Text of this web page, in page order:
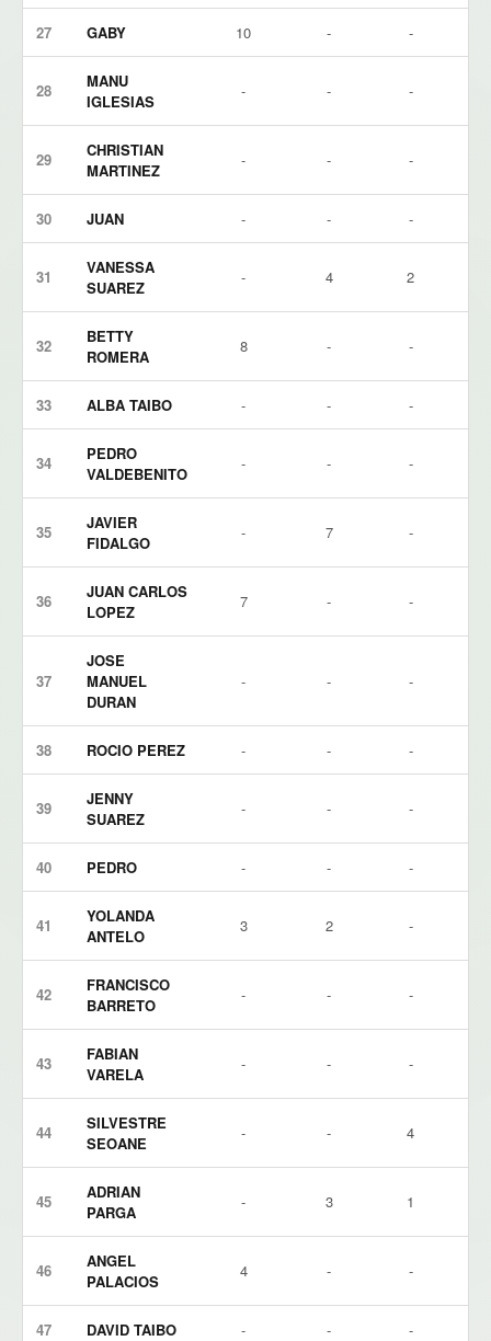
27 GABY 10 - -
28
MANU
IGLESIAS
- - -
29
CHRISTIAN
MARTINEZ
- - -
30 JUAN - - -
31
VANESSA
SUAREZ
- 4 2
32
BETTY
ROMERA
8 - -
33 ALBA TAIBO - - -
34
PEDRO
VALDEBENITO
- - -
35
JAVIER
FIDALGO
- 7 -
36
JUAN CARLOS
LOPEZ
7 - -
37
JOSE
MANUEL
DURAN
- - -
38 ROCIO PEREZ - - -
39
JENNY
SUAREZ
- - -
40 PEDRO - - -
41
YOLANDA
ANTELO
3 2 -
42
FRANCISCO
BARRETO
- - -
43
FABIAN
VARELA
- - -
44
SILVESTRE
SEOANE
- - 4
45
ADRIAN
PARGA
- 3 1
46
ANGEL
PALACIOS
4 - -
47 DAVID TAIBO - - -